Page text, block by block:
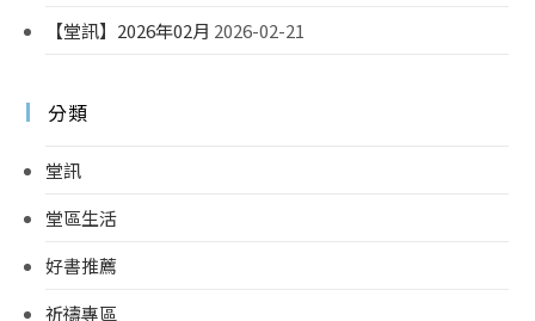
【堂訊】2026年02月 2026-02-21
分類
堂訊
堂區生活
好書推薦
祈禱專區